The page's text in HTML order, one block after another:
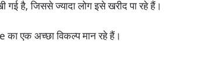
है, जिससे ज्यादा लोग इसे खरीद पा रहे हैं।
एक अच्छा विकल्प मान रहे हैं।